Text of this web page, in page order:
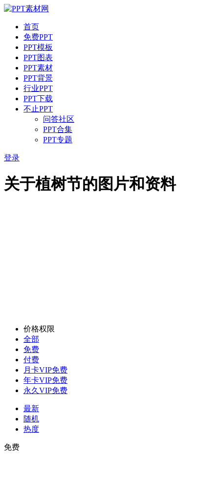
首页
免费PPT
PPT模板
PPT图表
PPT素材
PPT背景
行业PPT
PPT下载
不止PPT
问答社区
PPT合集
PPT专题
登录
关于植树节的图片和资料
价格权限
全部
免费
付费
月卡VIP免费
年卡VIP免费
永久VIP免费
最新
随机
热度
免费